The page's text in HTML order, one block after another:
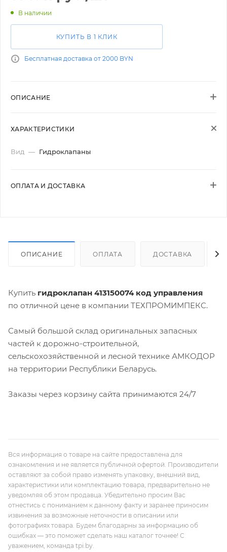
В наличии
КУПИТЬ В 1 КЛИК
Бесплатная доставка от 2000 BYN
ОПИСАНИЕ
ХАРАКТЕРИСТИКИ
Вид — Гидроклапаны
ОПЛАТА И ДОСТАВКА
ОПИСАНИЕ ОПЛАТА ДОСТАВКА
Купить гидроклапан 413150074 код управления
по отличной цене в компании ТЕХПРОМИМПЕКС.
Самый большой склад оригинальных запасных
частей к дорожно-строительной,
сельскохозяйственной и лесной технике АМКОДОР
на территории Республики Беларусь.
Заказы через корзину сайта принимаются 24/7
Вся информация о товаре на сайте предоставлена для
ознакомления и не является публичной офертой. Производители
оставляют за собой право изменять упаковку, внешний вид,
характеристики или комплектацию товара, предварительно не
уведомляя об этом продавца. Убедительно просим Вас
отнестись с пониманием к данному факту и заранее приносим
извинения за возможные неточности в описании или
фотографиях товара. Будем благодарны за информацию об
ошибках — это поможет сделать наш каталог точнее! С
уважением, команда tpi.by.